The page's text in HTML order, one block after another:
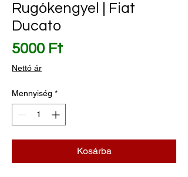
Rugókengyel | Fiat
Ducato
5000 FtÁr
Nettó ár
Mennyiség *
Kosárba